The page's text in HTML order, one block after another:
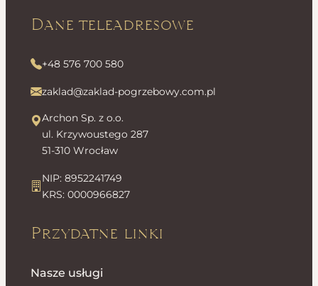
Dane teleadresowe
+48 576 700 580
zaklad@zaklad-pogrzebowy.com.pl
Archon Sp. z o.o.
ul. Krzywoustego 287
51-310 Wrocław
NIP: 8952241749
KRS: 0000966827
Przydatne linki
Nasze usługi